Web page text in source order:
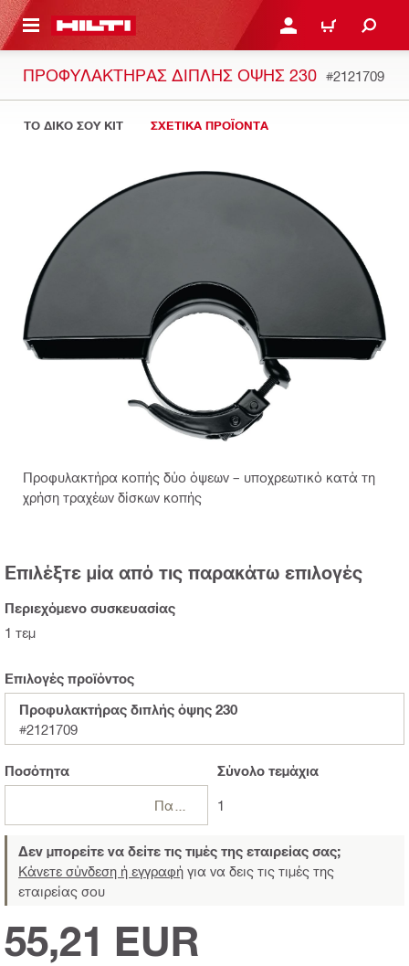
ΕΛΕΓΞΕΙΣ ΤΟ ΠΑΚΕΤΟ ΠΟΥ ΕΧΕΙΣ ΦΤΙΑΞΕΙ ΚΆΝΕ ΣΎΝΔΕΣΗ Ή
ΚΑΛΆΘΙ
ΠΡΟΦΥΛΑΚΤΉΡΑΣ ΔΙΠΛΉΣ ΌΨΗΣ 230 #2121709
ΤΟ ΔΙΚΟ ΣΟΥ KIT ΣΧΕΤΙΚΑ ΠΡΟΪΟΝΤΑ
Προφυλακτήρα κοπής δύο όψεων – υποχρεωτικό κατά τη
χρήση τραχέων δίσκων κοπής
Επιλέξτε μία από τις παρακάτω επιλογές
Περιεχόμενο συσκευασίας
1 τεμ
Επιλογές προϊόντος
Προφυλακτήρας διπλής όψης 230
#2121709
Ποσότητα Σύνολοτεμάχια
1
Δεν μπορείτε να δείτε τις τιμές της εταιρείας σας;
Κάνετε σύνδεση ή εγγραφή για να δεις τις τιμές της
εταιρείας σου
55,21 EUR